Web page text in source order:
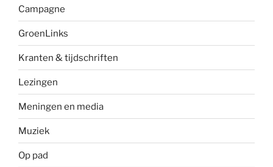
Campagne
GroenLinks
Kranten & tijdschriften
Lezingen
Meningen en media
Muziek
Op pad